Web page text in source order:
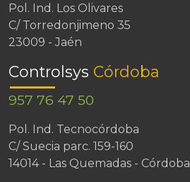
Pol. Ind. Los Olivares
C/ Torredonjimeno 35
23009 - Jaén
Controlsys Córdoba
957 76 47 50
Pol. Ind. Tecnocórdoba
C/ Suecia parc. 159-160
14014 - Las Quemadas - Córdoba